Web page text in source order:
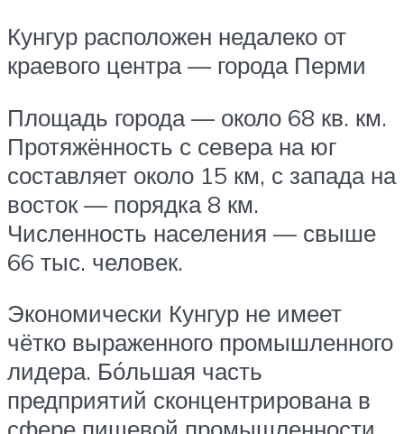
Кунгур расположен недалеко от
краевого центра — города Перми
Площадь города — около 68 кв. км.
Протяжённость с севера на юг
составляет около 15 км, с запада на
восток — порядка 8 км.
Численность населения — свыше
66 тыс. человек.
Экономически Кунгур не имеет
чётко выраженного промышленного
лидера. Бо́льшая часть
предприятий сконцентрирована в